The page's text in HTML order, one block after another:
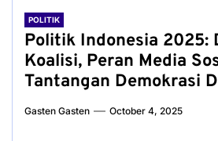
POLITIK
Politik Indonesia 2025:
Koalisi, Peran Media
Tantangan Demokrasi
Gasten Gasten October 4, 2025